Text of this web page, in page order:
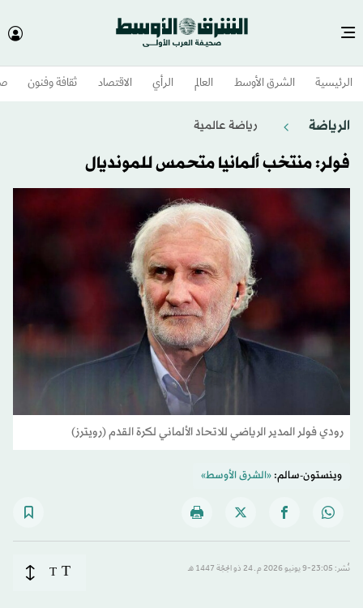
الرئيسية الشرق الأوسط​ العالم الرأي الاقتصاد ثقافة وفنون
الرياضة رياضة عالمية
فولر: منتخب ألمانيا متحمس للمونديال
رودي فولر المدير الرياضي للاتحاد الألماني لكرة القدم (رويترز)
وينستون-سالم:«الشرق الأوسط»
نُشر: 23:05-9 يونيو 2026 م ـ 24 ذو الحِجّة 1447 هـ T
T